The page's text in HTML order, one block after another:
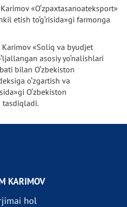
«O‘zpaxtasanoateksport»
etish to‘g‘risida»gi farmonga
«Soliq va byudjet
asosiy yo‘nalishlari
bilan O‘zbekiston
o‘zgartish va
O‘zbekiston
tasdiqladi.
KARIMOV
hol